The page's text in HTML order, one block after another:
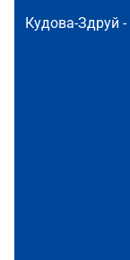
Кудова-Здруй -